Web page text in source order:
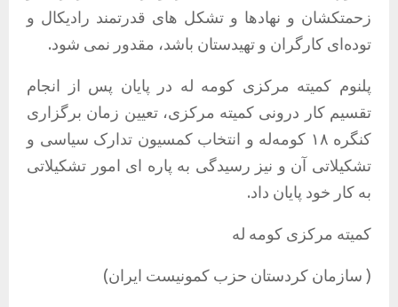
زحمتکشان و نهادها و تشکل های قدرتمند رادیکال و
تودەای کارگران و تهیدستان باشد، مقدور نمی شود.
پلنوم کمیته مرکزی کومه له در پایان پس از انجام
تقسیم کار درونی کمیته مرکزی، تعیین زمان برگزاری
کنگرە ١٨ کومەلە و انتخاب کمسیون تدارک سیاسی و
تشکیلاتی آن و نیز رسیدگی به پاره ای امور تشکیلاتی
به کار خود پایان داد.
کمیته مرکزی کومه له
( سازمان کردستان حزب کمونیست ایران)